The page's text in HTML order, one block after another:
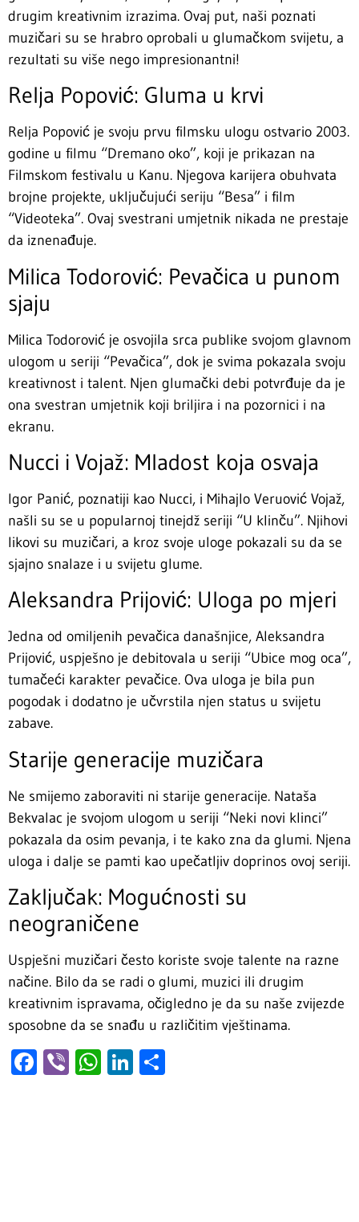
drugim kreativnim izrazima. Ovaj put, naši poznati
muzičari su se hrabro oprobali u glumačkom svijetu, a
rezultati su više nego impresionantni!
Relja Popović: Gluma u krvi
Relja Popović je svoju prvu filmsku ulogu ostvario 2003.
godine u filmu “Dremano oko”, koji je prikazan na
Filmskom festivalu u Kanu. Njegova karijera obuhvata
brojne projekte, uključujući seriju “Besa” i film
“Videoteka”. Ovaj svestrani umjetnik nikada ne prestaje
da iznenađuje.
Milica Todorović: Pevačica u punom
sjaju
Milica Todorović je osvojila srca publike svojom glavnom
ulogom u seriji “Pevačica”, dok je svima pokazala svoju
kreativnost i talent. Njen glumački debi potvrđuje da je
ona svestran umjetnik koji briljira i na pozornici i na
ekranu.
Nucci i Vojaž: Mladost koja osvaja
Igor Panić, poznatiji kao Nucci, i Mihajlo Veruović Vojaž,
našli su se u popularnoj tinejdž seriji “U klinču”. Njihovi
likovi su muzičari, a kroz svoje uloge pokazali su da se
sjajno snalaze i u svijetu glume.
Aleksandra Prijović: Uloga po mjeri
Jedna od omiljenih pevačica današnjice, Aleksandra
Prijović, uspješno je debitovala u seriji “Ubice mog oca”,
tumačeći karakter pevačice. Ova uloga je bila pun
pogodak i dodatno je učvrstila njen status u svijetu
zabave.
Starije generacije muzičara
Ne smijemo zaboraviti ni starije generacije. Nataša
Bekvalac je svojom ulogom u seriji “Neki novi klinci”
pokazala da osim pevanja, i te kako zna da glumi. Njena
uloga i dalje se pamti kao upečatljiv doprinos ovoj seriji.
Zaključak: Mogućnosti su
neograničene
Uspješni muzičari često koriste svoje talente na razne
načine. Bilo da se radi o glumi, muzici ili drugim
kreativnim ispravama, očigledno je da su naše zvijezde
sposobne da se snađu u različitim vještinama.
Facebook
ViberWhatsApp
LinkedIn